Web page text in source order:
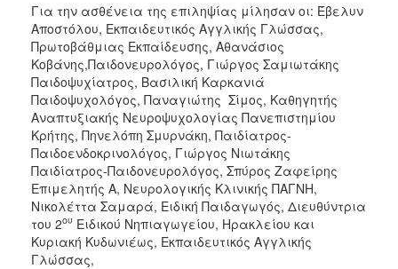
Για την ασθένεια της επιληψίας μίλησαν οι: Έβελυν
Αποστόλου, Εκπαιδευτικός Αγγλικής Γλώσσας,
Πρωτοβάθμιας Εκπαίδευσης, Αθανάσιος
Κοβάνης,Παιδονευρολόγος, Γιώργος Σαμιωτάκης
Παιδοψυχίατρος, Βασιλική Καρκανιά
Παιδοψυχολόγος, Παναγιώτης Σίμος, Καθηγητής
Αναπτυξιακής Νευροψυχολογίας Πανεπιστημίου
Κρήτης, Πηνελόπη Σμυρνάκη, Παιδίατρος-
Παιδοενδοκρινολόγος, Γιώργος Νιωτάκης
Παιδίατρος-Παιδονευρολόγος, Σπύρος Ζαφείρης
Επιμελητής A, Νευρολογικής Κλινικής ΠΑΓΝΗ,
Νικολέττα Σαμαρά, Ειδική Παιδαγωγός, Διευθύντρια
του 2ου Ειδικού Νηπιαγωγείου, Ηρακλείου και
Κυριακή Κυδωνιέως, Εκπαιδευτικός Αγγλικής
Γλώσσας,